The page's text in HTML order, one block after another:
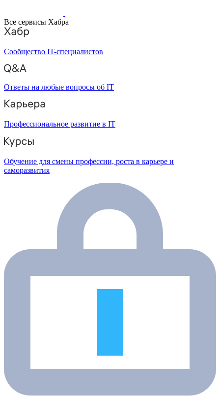
Все сервисы Хабра
Сообщество IT-специалистов
Ответы на любые вопросы об IT
Профессиональное развитие в IT
Обучение для смены профессии, роста в карьере и
саморазвития